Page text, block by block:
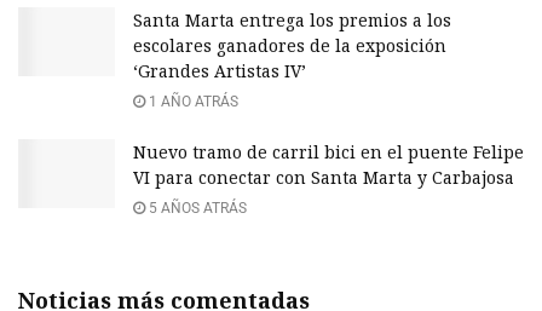
Santa Marta entrega los premios a los
escolares ganadores de la exposición
‘Grandes Artistas IV’
1 AÑO ATRÁS
Nuevo tramo de carril bici en el puente Felipe
VI para conectar con Santa Marta y Carbajosa
5 AÑOS ATRÁS
Noticias más comentadas